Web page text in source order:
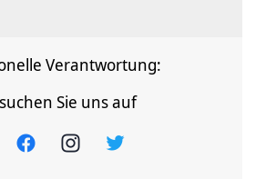
Verantwortung:
Sie uns auf